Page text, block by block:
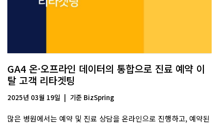
GA4 온·오프라인 데이터의 통합으로 진료 예약 이
탈 고객 리타겟팅
2025년 03월 19일 기준 BizSpring
많은 병원에서는 예약 및 진료 상담을 온라인으로 진행하고, 예약된